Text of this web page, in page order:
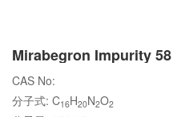
Mirabegron Impurity 58
CAS No:
分子式: C16H20N2O2